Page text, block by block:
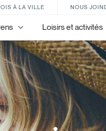
À LA VILLE NOUS
Loisirs et activités